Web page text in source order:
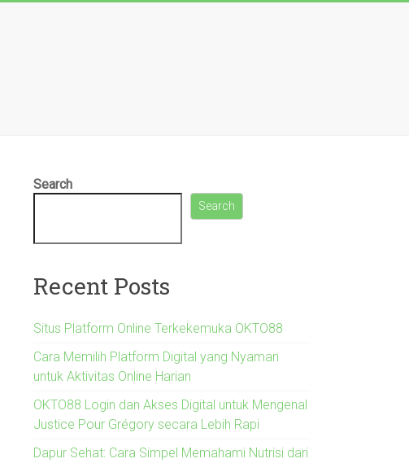
Search
Search
Recent Posts
Situs Platform Online Terkekemuka OKTO88
Cara Memilih Platform Digital yang Nyaman
untuk Aktivitas Online Harian
OKTO88 Login dan Akses Digital untuk Mengenal
Justice Pour Grégory secara Lebih Rapi
Dapur Sehat: Cara Simpel Memahami Nutrisi dari